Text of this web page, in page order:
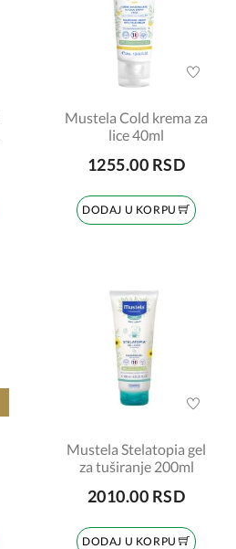
Mustela Cold krema za
lice 40ml
1255.00 RSD
DODAJ U KORPU
Mustela Stelatopia gel
za tuširanje 200ml
2010.00 RSD
DODAJ U KORPU